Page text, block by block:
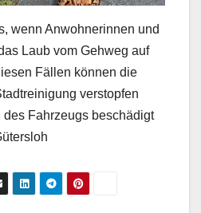
wenn Anwohnerinnen und
Laub vom Gehweg auf
Fällen können die
verstopfen
Fahrzeugs beschädigt